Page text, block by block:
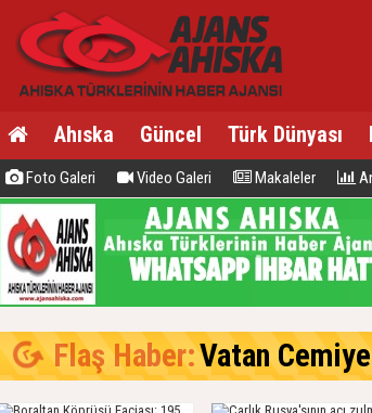
Ahıska Güncel Türk Dünyası
Foto Galeri Video Galeri Makaleler
Flaş Haber:Vatan